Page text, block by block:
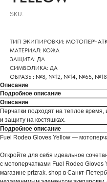
SKU:
ТИП ЭКИПИРОВКИ:
МАТЕРИАЛ: КОЖА
ЗАЩИТА: ДА
СИМВОЛИКА: ДА
ОБРАЗЫ: №8, №12, №14, №65,
Описание
Подробное описание
Описание
Перчатки подходят на теплое
и защиту на костяшках.
Подробное описание
Fuel Rodeo Gloves Yellow —
Откройте для себя идеальное
с мотоперчатками Fuel Rodeo Gloves
магазине prizrak. shop в Санкт-